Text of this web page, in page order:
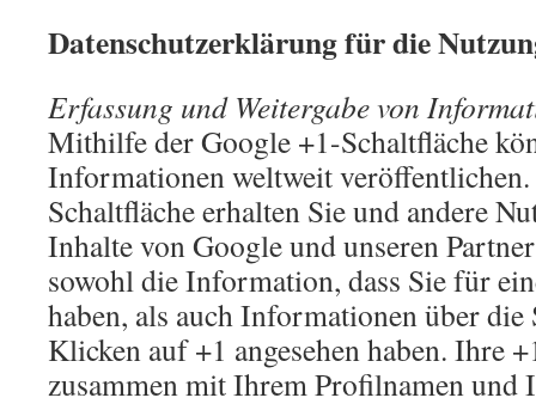
Datenschutzerklärung für die
Erfassung und Weitergabe von
Mithilfe der Google +1-Schaltfläche
Informationen weltweit
Schaltfläche erhalten Sie und andere
Inhalte von Google und unseren
sowohl die Information, dass Sie für
haben, als auch Informationen über die
Klicken auf +1 angesehen haben. Ihre
zusammen mit Ihrem Profilnamen und